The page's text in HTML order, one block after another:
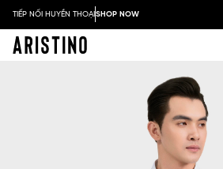
TIẾP NỐI HUYỀN THOẠISHOP NOW